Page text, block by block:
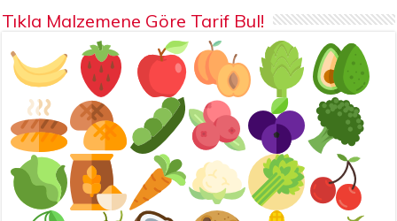
Tıkla Malzemene Göre Tarif Bul!